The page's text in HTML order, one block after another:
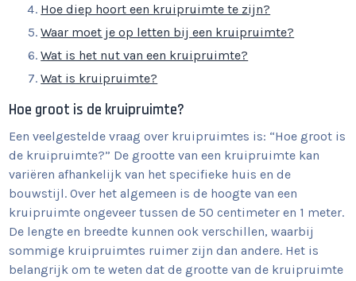
Hoe diep hoort een kruipruimte te zijn?
Waar moet je op letten bij een kruipruimte?
Wat is het nut van een kruipruimte?
Wat is kruipruimte?
Hoe groot is de kruipruimte?
Een veelgestelde vraag over kruipruimtes is: “Hoe groot is
de kruipruimte?” De grootte van een kruipruimte kan
variëren afhankelijk van het specifieke huis en de
bouwstijl. Over het algemeen is de hoogte van een
kruipruimte ongeveer tussen de 50 centimeter en 1 meter.
De lengte en breedte kunnen ook verschillen, waarbij
sommige kruipruimtes ruimer zijn dan andere. Het is
belangrijk om te weten dat de grootte van de kruipruimte